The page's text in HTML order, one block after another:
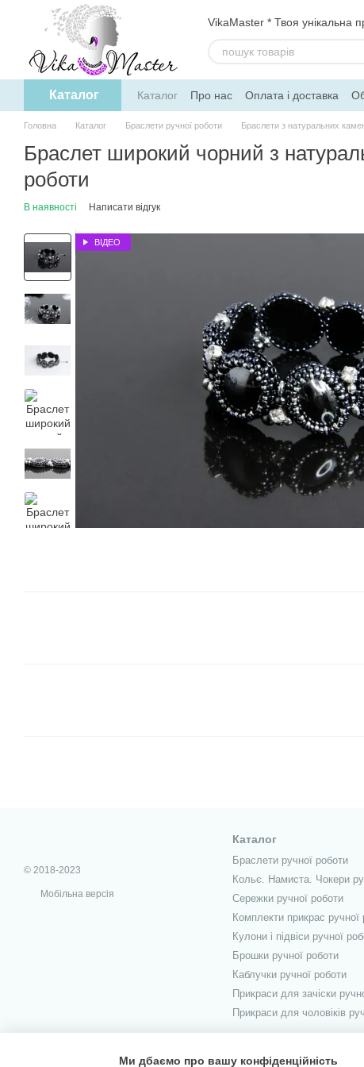
Перейти до основного контенту
VikaMaster * Твоя унікальна
Каталог Каталог Про нас Оплата і доставка
Політика конфіденційності
Договір
Головна Каталог Браслети ручної роботи Браслети з натуральних
Браслет широкий чорний з
роботи
В наявності Написати відгук
ВІДЕО
© 2018-2023
Мобільна версія
Каталог
Браслети ручної роботи
Кольє. Намиста. Чокери
Сережки ручної роботи
Комплекти прикрас ручної
Кулони і підвіси ручної
Брошки ручної роботи
Каблучки ручної роботи
Прикраси для зачіски
Прикраси для чоловіків
Ми дбаємо про вашу конфіденційність